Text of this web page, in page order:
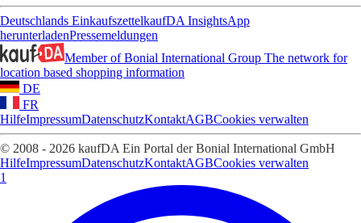
Deutschlands EinkaufszettelkaufDA InsightsApp
herunterladenPressemeldungen
Member of Bonial International Group The network for
location based shopping information
DE
FR
HilfeImpressumDatenschutzKontaktAGBCookies verwalten
© 2008 - 2026 kaufDA Ein Portal der Bonial International GmbH
HilfeImpressumDatenschutzKontaktAGBCookies verwalten
1